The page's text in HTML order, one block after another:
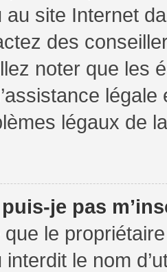
au site Internet
des
noter que les
légaux de
je pas
le
le nom